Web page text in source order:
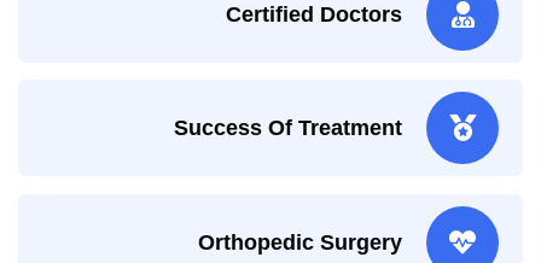
Certified Doctors
Success Of Treatment
Orthopedic Surgery